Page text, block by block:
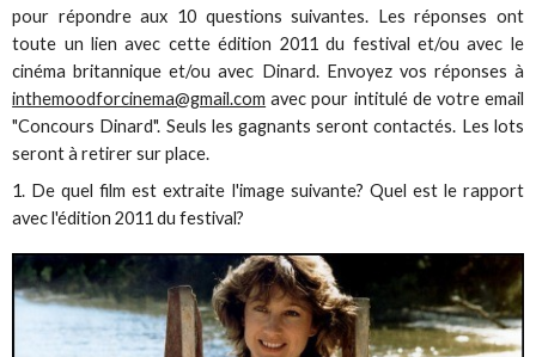
pour répondre aux 10 questions suivantes. Les réponses ont
toute un lien avec cette édition 2011 du festival et/ou avec le
cinéma britannique et/ou avec Dinard. Envoyez vos réponses à
inthemoodforcinema@gmail.com avec pour intitulé de votre email
"Concours Dinard". Seuls les gagnants seront contactés. Les lots
seront à retirer sur place.
1. De quel film est extraite l'image suivante? Quel est le rapport
avec l'édition 2011 du festival?